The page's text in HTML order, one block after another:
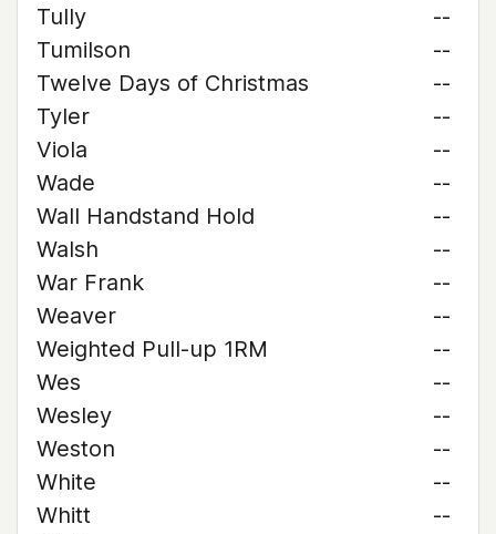
Tully
--
Tumilson
--
Twelve Days of Christmas
--
Tyler
--
Viola
--
Wade
--
Wall Handstand Hold
--
Walsh
--
War Frank
--
Weaver
--
Weighted Pull-up 1RM
--
Wes
--
Wesley
--
Weston
--
White
--
Whitt
--